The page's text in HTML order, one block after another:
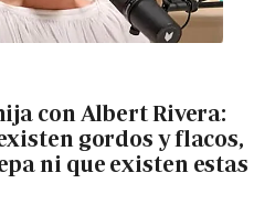
con Albert Rivera:
gordos y flacos,
ni que existen estas